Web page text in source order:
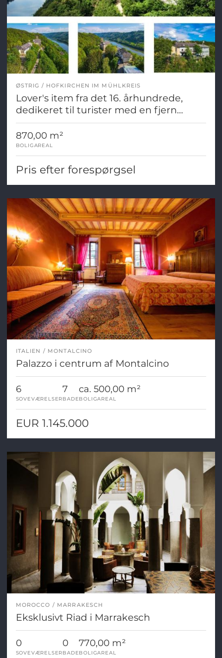
ØSTRIG HOFKIRCHEN IM MÜHLKREIS
Lover's item fra det 16. århundrede,
dedikeret til turister med en fjern
udsigt over Donau!
870,00 m²
BOLIGAREAL
Pris efter forespørgsel
ITALIEN MONTALCINO
Palazzo i centrum af Montalcino
6
SOVEVÆRELSER
7
BADE
ca. 500,00 m²
BOLIGAREAL
EUR 1.145.000
MOROCCO MARRAKESCH
Eksklusivt Riad i Marrakesch
0
SOVEVÆRELSER
0
BADE
770,00 m²
BOLIGAREAL